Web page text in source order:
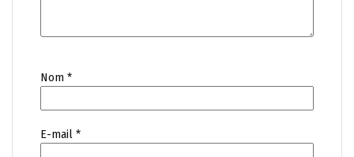
Nom *
E-mail *